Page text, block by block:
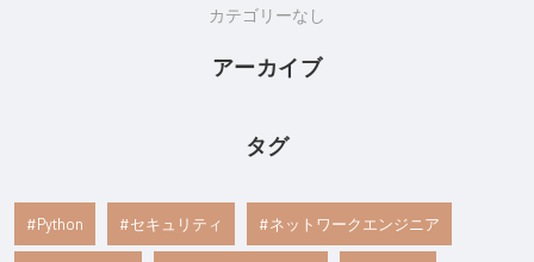
カテゴリーなし
アーカイブ
タグ
Python セキュリティ ネットワークエンジニア